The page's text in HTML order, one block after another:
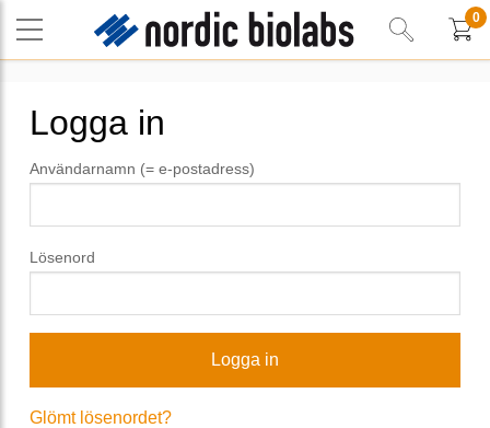
0
Logga in
Användarnamn (= e-postadress)
Lösenord
Glömt lösenordet?